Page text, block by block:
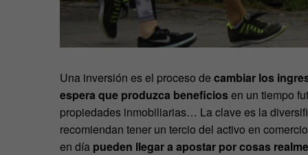
Una inversión es el proceso de cambiar los
espera que produzca beneficiosen un tiempo
propiedades inmobiliarias… La clave es la
recomiendan tener un tercio del activo en
en día pueden llegar a apostar por cosas